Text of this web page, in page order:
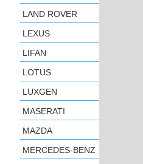
LAND ROVER
LEXUS
LIFAN
LOTUS
LUXGEN
MASERATI
MAZDA
MERCEDES-BENZ